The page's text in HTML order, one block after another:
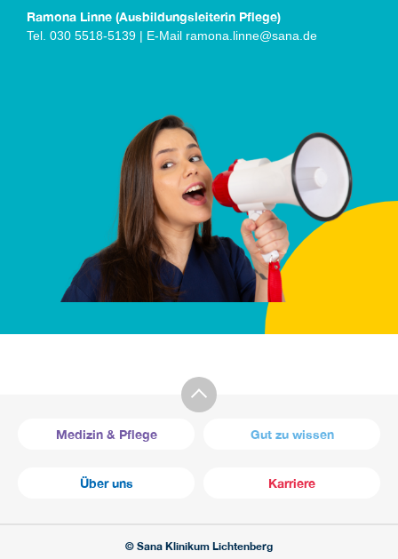
Ramona Linne (Ausbildungsleiterin Pflege)
Tel. 030 5518-5139 | E-Mail ramona.linne@sana.de
Medizin & Pflege Gut zu wissen
Über uns Karriere
© Sana Klinikum Lichtenberg